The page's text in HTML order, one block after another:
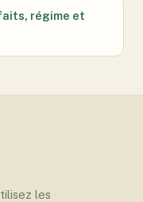
régime et
les